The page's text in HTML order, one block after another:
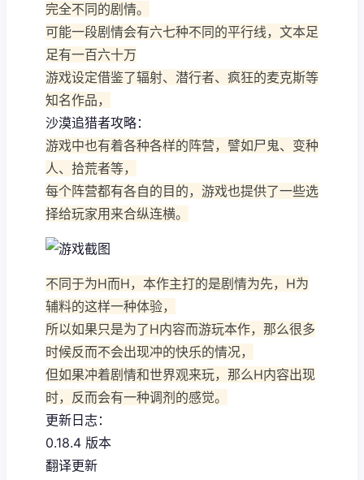
完全不同的剧情。
可能一段剧情会有六七种不同的平行线，文本足
足有一百六十万
游戏设定借鉴了辐射、潜行者、疯狂的麦克斯等
知名作品，
沙漠追猎者攻略：
游戏中也有着各种各样的阵营，譬如尸鬼、变种
人、拾荒者等，
每个阵营都有各自的目的，游戏也提供了一些选
择给玩家用来合纵连横。
不同于为H而H，本作主打的是剧情为先，H为
辅料的这样一种体验，
所以如果只是为了H内容而游玩本作，那么很多
时候反而不会出现冲的快乐的情况，
但如果冲着剧情和世界观来玩，那么H内容出现
时，反而会有一种调剂的感觉。
更新日志：
0.18.4 版本
翻译更新